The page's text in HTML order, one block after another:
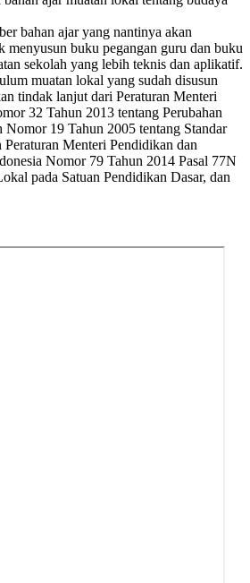
bahan ajar yang nantinya akan
menyusun buku pegangan guru dan buku
sekolah yang lebih teknis dan aplikatif.
muatan lokal yang sudah disusun
tindak lanjut dari Peraturan Menteri
32 Tahun 2013 tentang Perubahan
Nomor 19 Tahun 2005 tentang Standar
Menteri Pendidikan dan
Nomor 79 Tahun 2014 Pasal 77N
pada Satuan Pendidikan Dasar, dan